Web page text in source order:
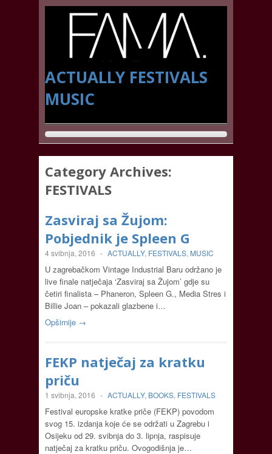
ACTUALLY FESTIVALS
MUSIC
Category Archives:
FESTIVALS
Zasviraj sa Žujom:
Pobjednik je Spleen G
4 svibnja, 2016 - ACTUALLY, FESTIVALS, MUSIC
U zagrebačkom Vintage Industrial Baru održano je
live finale natječaja ‘Zasviraj sa Žujom’ gdje su
četiri finalista – Phaneron, Spleen G., Media Stres i
Billie Joan – pokazali glazbene i…
Opširnije →
FEKP natječaj za kratku
priču
1 svibnja, 2016 - ACTUALLY, BOOKS, FESTIVALS
Festival europske kratke priče (FEKP) povodom
svog 15. izdanja koje će se održati u Zagrebu i
Osijeku od 29. svibnja do 3. lipnja, raspisuje
natječaj za kratku priču. Ovogodišnja je…